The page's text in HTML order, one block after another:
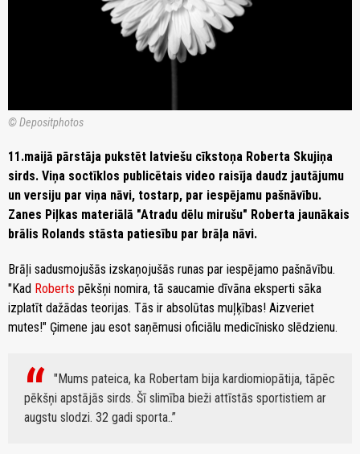
© Depositphotos
11.maijā pārstāja pukstēt latviešu cīkstoņa Roberta Skujiņa
sirds. Viņa soctīklos publicētais video raisīja daudz jautājumu
un versiju par viņa nāvi, tostarp, par iespējamu pašnāvību.
Zanes Piļkas materiālā "Atradu dēlu mirušu" Roberta jaunākais
brālis Rolands stāsta patiesību par brāļa nāvi.
Brāļi sadusmojušās izskaņojušās runas par iespējamo pašnāvību.
"Kad Roberts pēkšņi nomira, tā saucamie dīvāna eksperti sāka
izplatīt dažādas teorijas. Tās ir absolūtas muļķības! Aizveriet
mutes!" Ģimene jau esot saņēmusi oficiālu medicīnisko slēdzienu.
"Mums pateica, ka Robertam bija kardiomiopātija, tāpēc
pēkšņi apstājās sirds. Šī slimība bieži attīstās sportistiem ar
augstu slodzi. 32 gadi sporta..